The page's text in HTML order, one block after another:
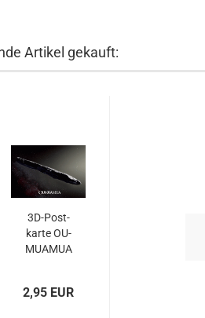
Artikel gekauft:
3D-​Post­
kar­te OU­
MU­A­MUA
2,95 EUR